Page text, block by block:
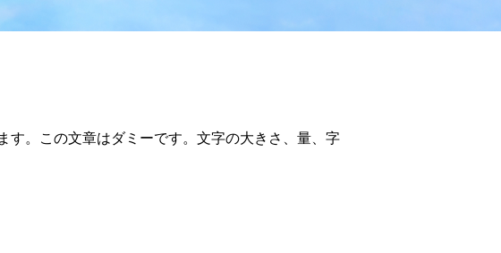
す。この文章はダミーです。文字の大きさ、量、字